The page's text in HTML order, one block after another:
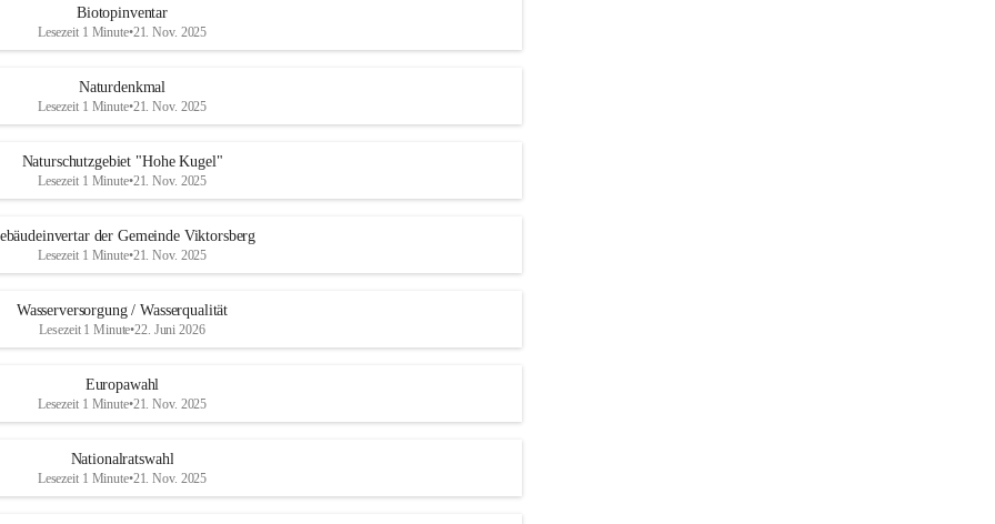
Biotopinventar
Lesezeit 1 Minute•21. Nov. 2025
Naturdenkmal
Lesezeit 1 Minute•21. Nov. 2025
Naturschutzgebiet "Hohe Kugel"
Lesezeit 1 Minute•21. Nov. 2025
der Gemeinde Viktorsberg
Lesezeit 1 Minute•21. Nov. 2025
Wasserversorgung / Wasserqualität
Lesezeit 1 Minute•22. Juni 2026
Europawahl
Lesezeit 1 Minute•21. Nov. 2025
Nationalratswahl
Lesezeit 1 Minute•21. Nov. 2025